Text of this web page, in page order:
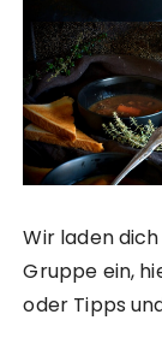
Wir laden
Gruppe ein,
oder Tipps